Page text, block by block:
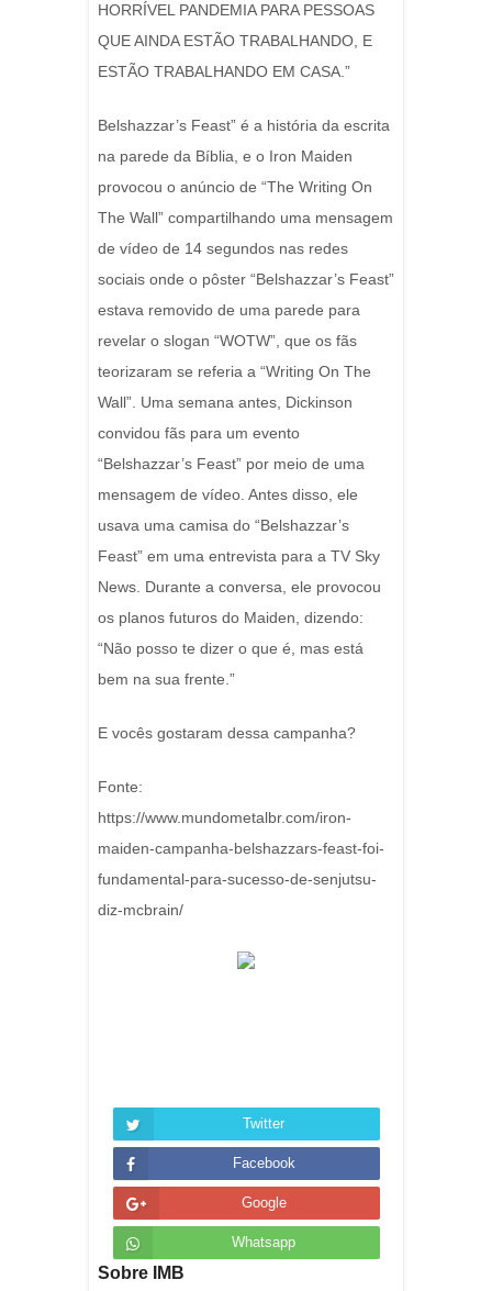
HORRÍVEL PANDEMIA PARA PESSOAS
QUE AINDA ESTÃO TRABALHANDO, E
ESTÃO TRABALHANDO EM CASA.”
Belshazzar’s Feast” é a história da escrita
na parede da Bíblia, e o Iron Maiden
provocou o anúncio de “The Writing On
The Wall” compartilhando uma mensagem
de vídeo de 14 segundos nas redes
sociais onde o pôster “Belshazzar’s Feast”
estava removido de uma parede para
revelar o slogan “WOTW”, que os fãs
teorizaram se referia a “Writing On The
Wall”. Uma semana antes, Dickinson
convidou fãs para um evento
“Belshazzar’s Feast” por meio de uma
mensagem de vídeo. Antes disso, ele
usava uma camisa do “Belshazzar’s
Feast” em uma entrevista para a TV Sky
News. Durante a conversa, ele provocou
os planos futuros do Maiden, dizendo:
“Não posso te dizer o que é, mas está
bem na sua frente.”
E vocês gostaram dessa campanha?
Fonte:
https://www.mundometalbr.com/iron-
maiden-campanha-belshazzars-feast-foi-
fundamental-para-sucesso-de-senjutsu-
diz-mcbrain/
Twitter
Facebook
Google
Whatsapp
Sobre IMB